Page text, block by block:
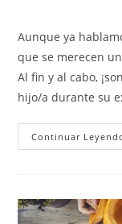
Aunque ya
que se merecen
Al fin y al cabo,
hijo/a durante su
Continuar